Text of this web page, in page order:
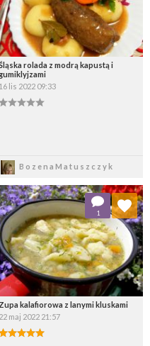
rolada z modrą kapustą i
16 lis 2022 09:33
BozenaMatuszczyk
Zupa kalafiorowa z lanymi kluskami
22 maj 2022 21:57
1
Dodaj do ulubionych
Wybierz listę: